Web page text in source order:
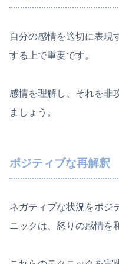
自分の感情を適切に表現
する上で重要です。
感情を理解し、それを非
ましょう。
ポジティブな再解釈
ネガティブな状況をポジ
ニックは、怒りの感情を